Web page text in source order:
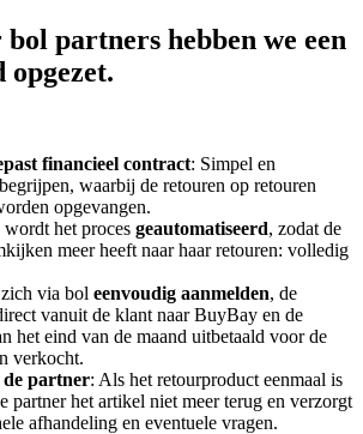
partners hebben we een
opgezet.
financieel contract: Simpel en
waarbij de retouren op retouren
opgevangen.
wordt het proces geautomatiseerd, zodat de
meer heeft naar haar retouren: volledig
via bol eenvoudig aanmelden, de
vanuit de klant naar BuyBay en de
het eind van de maand uitbetaald voor de
verkocht.
partner: Als het retourproduct eenmaal is
partner het artikel niet meer terug en verzorgt
afhandeling en eventuele vragen.